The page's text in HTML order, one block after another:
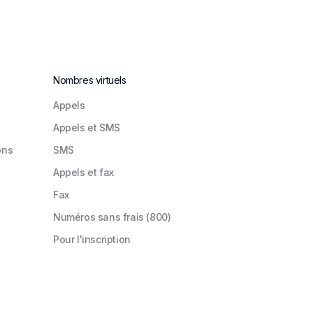
Nombres virtuels
Appels
Appels et SMS
SMS
Appels et fax
Fax
Numéros sans frais (800)
Pour l'inscription